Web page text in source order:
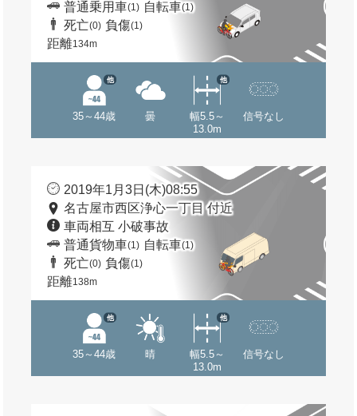
普通乗用車(1) 自転車(1)
死亡(0) 負傷(1)
距離134m
35～44歳
他
曇
幅5.5～
13.0m
他
信号なし
2019年1月3日(木)08:55
名古屋市西区浄心一丁目 付近
車両相互 小破事故
普通貨物車(1) 自転車(1)
死亡(0) 負傷(1)
距離138m
35～44歳
他
晴
幅5.5～
13.0m
他
信号なし